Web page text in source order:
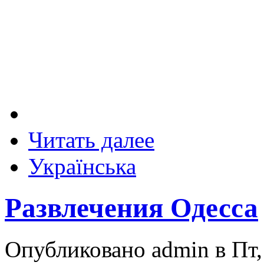
Читать далее
Українська
Развлечения Одесса
Опубликовано admin в